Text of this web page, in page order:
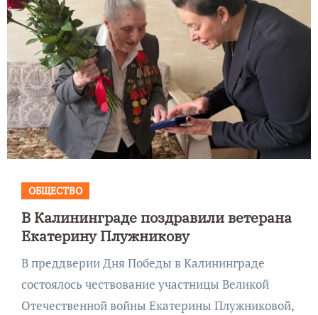
ОБЩЕСТВО
В Калининграде поздравили ветерана
Екатерину Плужникову
В преддверии Дня Победы в Калининграде
состоялось чествование участницы Великой
Отечественной войны Екатерины Плужниковой,